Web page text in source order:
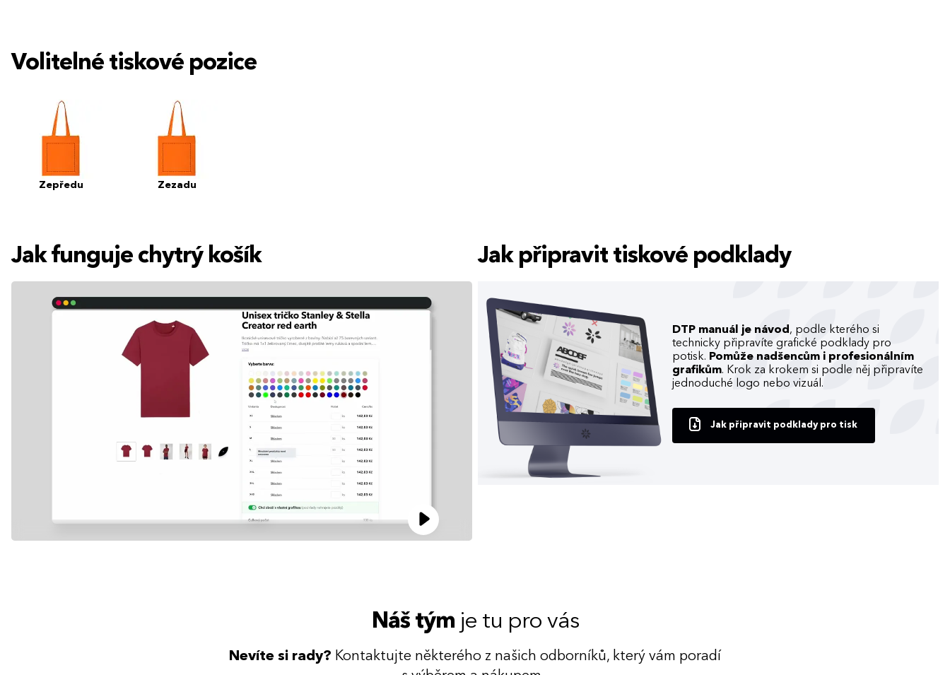
Volitelné tiskové pozice
Zepředu Zezadu
Jak funguje chytrý košík Jak připravit tiskové podklady
DTP manuál je návod , podle kterého si
technicky připravíte grafické podklady pro
potisk. Pomůže nadšencům i profesionálním
grafikům. Krok za krokem si podle něj připravíte
jednoduché logo nebo vizuál.
Jak připravit podklady pro tisk
Náš tým je tu pro vás
Nevíte si rady? Kontaktujte některého z našich odborníků, který vám poradí